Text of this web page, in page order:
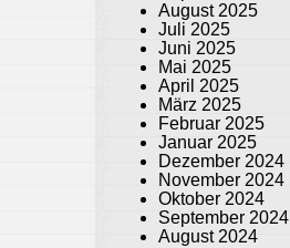
August 2025
Juli 2025
Juni 2025
Mai 2025
April 2025
März 2025
Februar 2025
Januar 2025
Dezember 2024
November 2024
Oktober 2024
September 2024
August 2024